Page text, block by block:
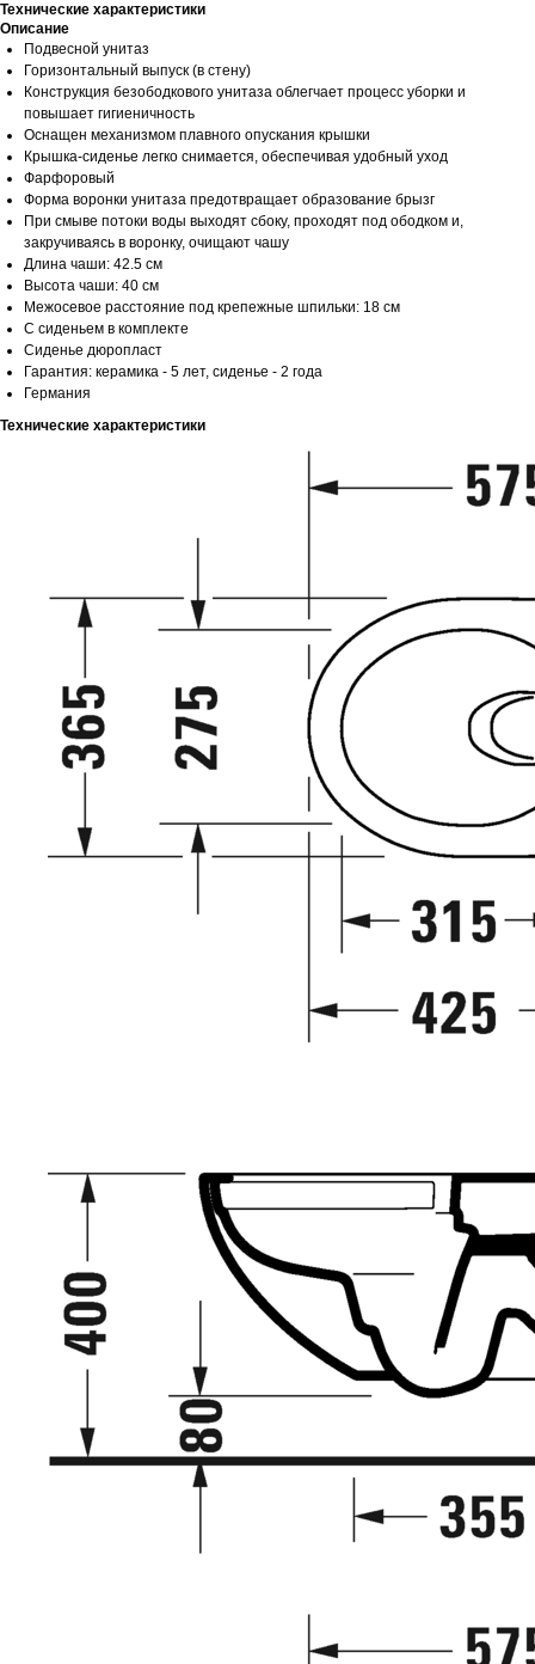
Технические характеристики
Описание
Подвесной унитаз
Горизонтальный выпуск (в стену)
Конструкция безободкового унитаза облегчает процесс уборки и
повышает гигиеничность
Оснащен механизмом плавного опускания крышки
Крышка-сиденье легко снимается, обеспечивая удобный уход
Фарфоровый
Форма воронки унитаза предотвращает образование брызг
При смыве потоки воды выходят сбоку, проходят под ободком и,
закручиваясь в воронку, очищают чашу
Длина чаши: 42.5 см
Высота чаши: 40 см
Межосевое расстояние под крепежные шпильки: 18 см
С сиденьем в комплекте
Сиденье дюропласт
Гарантия: керамика - 5 лет, сиденье - 2 года
Германия
Технические характеристики